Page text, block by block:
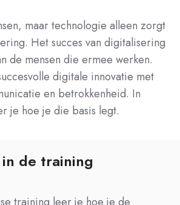
maar technologie alleen zorgt
Het succes van digitalisering
de mensen die ermee werken.
digitale innovatie met
en betrokkenheid. In
je hoe je die basis legt.
de training